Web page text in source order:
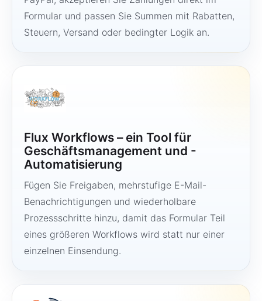
Formular und passen Sie Summen mit Rabatten,
Steuern, Versand oder bedingter Logik an.
Flux Workflows – ein Tool für
Geschäftsmanagement und -
Automatisierung
Fügen Sie Freigaben, mehrstufige E-Mail-
Benachrichtigungen und wiederholbare
Prozessschritte hinzu, damit das Formular Teil
eines größeren Workflows wird statt nur einer
einzelnen Einsendung.